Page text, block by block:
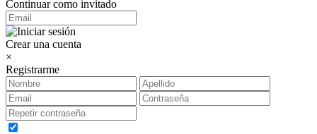
Continuar como invitado
Crear una cuenta
×
Registrarme